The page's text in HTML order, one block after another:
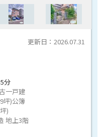
更新日：2026.07.31
分
一戸建
坪)公簿
)
地上3階